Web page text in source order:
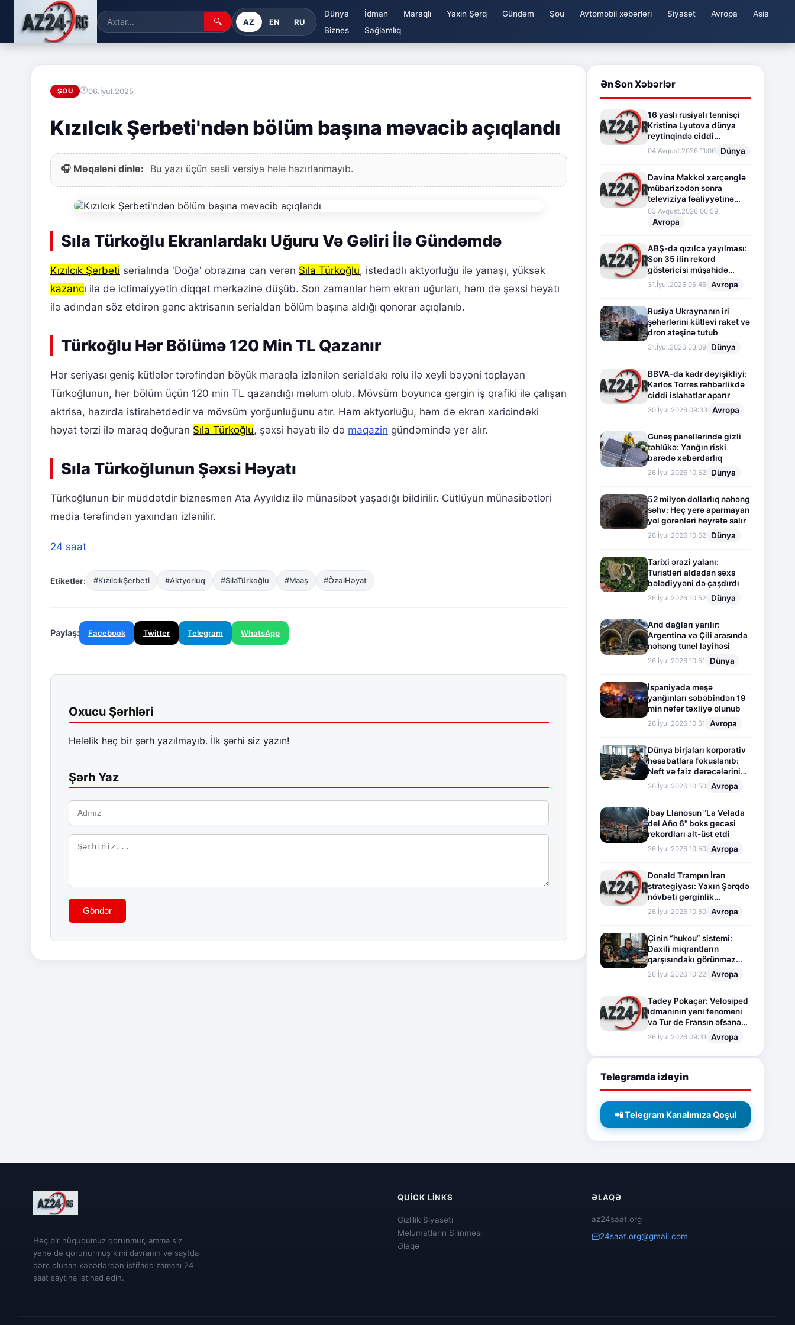
🔍 AZ EN RU
Dünya İdman Maraqlı Yaxın Şərq Gündəm Şou Avtomobil xəbərləri Siyasət Avropa
Asia
Biznes
Sağlamlıq
ŞOU 06.İyul.2025
Kızılcık Şerbeti'ndən bölüm başına məvacib açıqlandı
🎧 Məqaləni dinlə: Bu yazı üçün səsli versiya hələ hazırlanmayıb.
Sıla Türkoğlu Ekranlardakı Uğuru Və Gəliri İlə Gündəmdə
Kızılcık Şerbeti serialında 'Doğa' obrazına can verən Sıla Türkoğlu, istedadlı aktyorluğu ilə yanaşı, yüksək
kazancı ilə də ictimaiyyətin diqqət mərkəzinə düşüb. Son zamanlar həm ekran uğurları, həm də şəxsi həyatı
ilə adından söz etdirən gənc aktrisanın serialdan bölüm başına aldığı qonorar açıqlanıb.
Türkoğlu Hər Bölümə 120 Min TL Qazanır
Hər seriyası geniş kütlələr tərəfindən böyük maraqla izlənilən serialdakı rolu ilə xeyli bəyəni toplayan
Türkoğlunun, hər bölüm üçün 120 min TL qazandığı məlum olub. Mövsüm boyunca gərgin iş qrafiki ilə çalışan
aktrisa, hazırda istirahətdədir və mövsüm yorğunluğunu atır. Həm aktyorluğu, həm də ekran xaricindəki
həyat tərzi ilə maraq doğuran Sıla Türkoğlu, şəxsi həyatı ilə də maqazin gündəmində yer alır.
Sıla Türkoğlunun Şəxsi Həyatı
Türkoğlunun bir müddətdir biznesmen Ata Ayyıldız ilə münasibət yaşadığı bildirilir. Cütlüyün münasibətləri
media tərəfindən yaxından izlənilir.
24 saat
Etiketlər: #KızılcıkŞerbeti #Aktyorluq #SılaTürkoğlu #Maaş #ÖzəlHəyat
Paylaş: Facebook Twitter Telegram WhatsApp
Oxucu Şərhləri
Hələlik heç bir şərh yazılmayıb. İlk şərhi siz yazın!
Şərh Yaz
Göndər
Ən Son Xəbərlər
16 yaşlı rusiyalı tennisçi
Kristina Lyutova dünya
reytinqində ciddi
irəliləyişə imza atdı
04.Avqust.2026 11:06 Dünya
Davina Makkol xərçənglə
mübarizədən sonra
televiziya fəaliyyətinə
fasilə verir
03.Avqust.2026 00:59
Avropa
ABŞ-da qızılca yayılması:
Son 35 ilin rekord
göstəricisi müşahidə
olunur
31.İyul.2026 05:46 Avropa
Rusiya Ukraynanın iri
şəhərlərini kütləvi raket və
dron atəşinə tutub
31.İyul.2026 03:09 Dünya
BBVA-da kadr dəyişikliyi:
Karlos Torres rəhbərlikdə
ciddi islahatlar aparır
30.İyul.2026 09:33 Avropa
Günəş panellərində gizli
təhlükə: Yanğın riski
barədə xəbərdarlıq
26.İyul.2026 10:52 Dünya
52 milyon dollarlıq nəhəng
səhv: Heç yerə aparmayan
yol görənləri heyrətə salır
26.İyul.2026 10:52 Dünya
Tarixi ərazi yalanı:
Turistləri aldadan şəxs
bələdiyyəni də çaşdırdı
26.İyul.2026 10:52 Dünya
And dağları yarılır:
Argentina və Çili arasında
nəhəng tunel layihəsi
26.İyul.2026 10:51 Dünya
İspaniyada meşə
yanğınları səbəbindən 19
min nəfər təxliyə olunub
26.İyul.2026 10:51 Avropa
Dünya birjaları korporativ
hesabatlara fokuslanıb:
Neft və faiz dərəcələrinin
təsiri altında cari vəziyyət
26.İyul.2026 10:50 Avropa
İbay Llanosun "La Velada
del Año 6" boks gecəsi
rekordları alt-üst etdi
26.İyul.2026 10:50 Avropa
Donald Trampın İran
strategiyası: Yaxın Şərqdə
növbəti gərginlik
mərhələsi
26.İyul.2026 10:50 Avropa
Çinin “hukou” sistemi:
Daxili miqrantların
qarşısındakı görünməz
sədd
26.İyul.2026 10:22 Avropa
Tadey Pokaçar: Velosiped
idmanının yeni fenomeni
və Tur de Fransın əfsanəvi
səhifəsi
26.İyul.2026 09:31 Avropa
Telegramda izləyin
📲 Telegram Kanalımıza Qoşul
Heç bir hüququmuz qorunmur, amma siz
yenə də qorunurmuş kimi davranın və saytda
dərc olunan xəbərlərdən istifadə zamanı 24
saat saytına istinad edin.
QUICK LINKS
Gizlilik Siyasəti
Məlumatların Silinməsi
Əlaqə
ƏLAQƏ
az24saat.org
24saat.org@gmail.com